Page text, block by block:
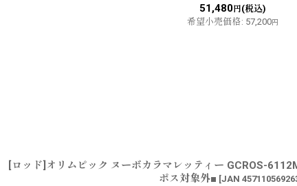
51,480 円(税込)
希望小売価格: 57,200円
[ロッド]オリムピック ヌーボカラマレッティー GCROS-
ポス対象外■ [JAN